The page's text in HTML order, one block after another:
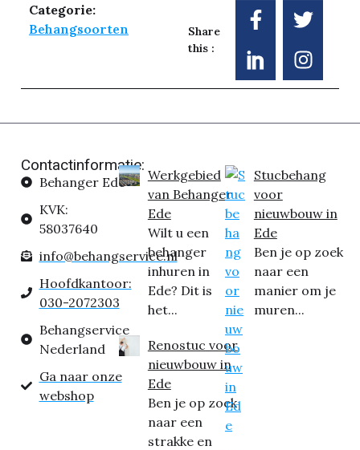
Categorie:
Behangsoorten
Share
this :
Contactinformatie:
Behanger Ede
KVK:
58037640
info@behangservice.nl
Hoofdkantoor:
030-2072303
Behangservice
Nederland
Ga naar onze
webshop
Werkgebied
van Behanger
Ede
Wilt u een
behanger
inhuren in
Ede? Dit is
het...
Renostuc voor
nieuwbouw in
Ede
Ben je op zoek
naar een
strakke en
Stucbehang
voor
nieuwbouw in
Ede
Ben je op zoek
naar een
manier om je
muren...